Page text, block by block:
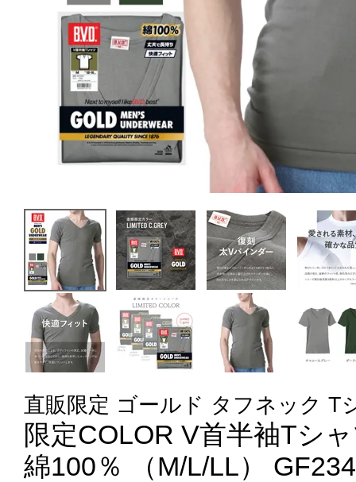
直販限定 ゴールド タフネック T
限定COLOR V首半袖Tシ
綿100％ （M/L/LL） GF234